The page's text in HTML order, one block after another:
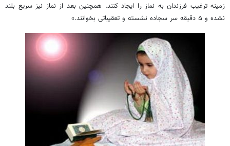
زمینه ترغیب فرزندان به نماز را ایجاد کنند. همچنین بعد از نماز نیز سریع بلند
نشده و ۵ دقیقه سر سجاده نشسته و تعقیباتی بخوانند.»